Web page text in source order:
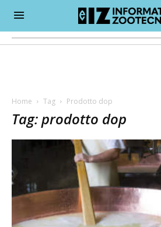
Home Tag Prodotto dop
Tag: prodotto dop